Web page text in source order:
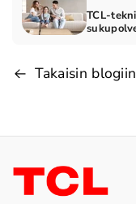
TCL-
Takaisin blogiin